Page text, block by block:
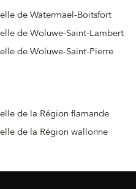
de Watermael-Boitsfort
de Woluwe-Saint-Lambert
de Woluwe-Saint-Pierre
de la Région flamande
de la Région wallonne